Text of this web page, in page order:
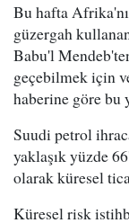
Bu hafta
güzergah
Babu'l
geçebilmek için
haberine göre bu
Suudi petrol
yaklaşık yüzde
olarak küresel
Küresel risk